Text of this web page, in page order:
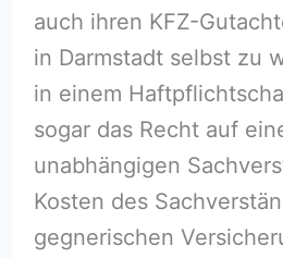
auch ihren KFZ-
in Darmstadt selbst zu
in einem
sogar das Recht auf
unabhängigen
Kosten des
gegnerischen